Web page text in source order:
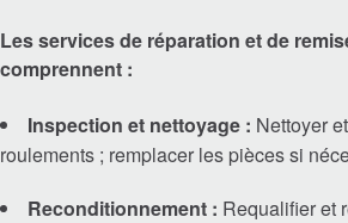
Chaînes et vis
Les services de réparation et de
comprennent :
Inspection et nettoyage : Nettoyer
roulements ; remplacer les pièces si
Reconditionnement : Requalifier et